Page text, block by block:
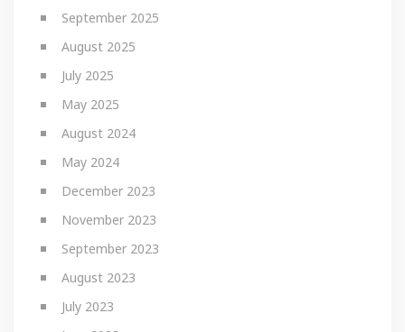
September 2025
August 2025
July 2025
May 2025
August 2024
May 2024
December 2023
November 2023
September 2023
August 2023
July 2023